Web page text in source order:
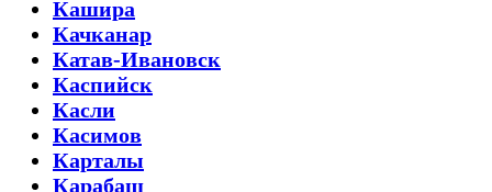
Кашира
Качканар
Катав-Ивановск
Каспийск
Касли
Касимов
Карталы
Карабаш